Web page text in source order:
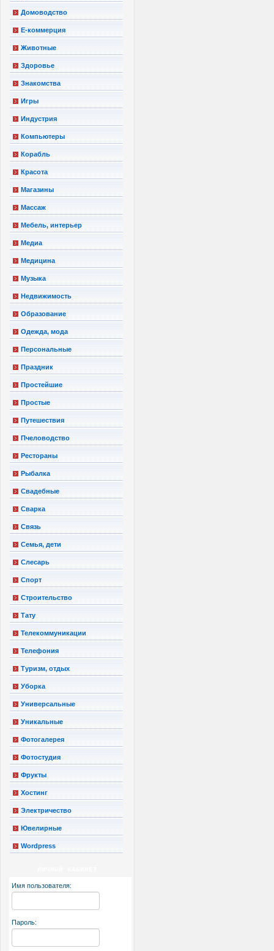
Домоводство
Е-коммерция
Животные
Здоровье
Знакомства
Игры
Индустрия
Компьютеры
Корабль
Красота
Магазины
Массаж
Мебель, интерьер
Медиа
Медицина
Музыка
Недвижимость
Образование
Одежда, мода
Персональные
Праздник
Простейшие
Простые
Путешествия
Пчеловодство
Рестораны
Рыбалка
Свадебные
Сварка
Связь
Семья, дети
Слесарь
Спорт
Строительство
Тату
Телекоммуникации
Телефония
Туризм, отдых
Уборка
Универсальные
Уникальные
Фотогалерея
Фотостудия
Фрукты
Хостинг
Электричество
Ювелирные
Wordpress
Имя пользователя:
Пароль: